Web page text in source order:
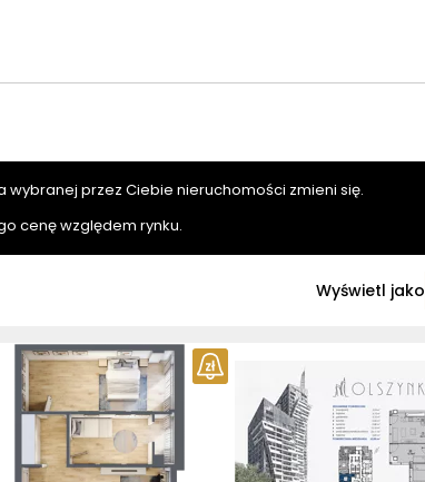
przez Ciebie nieruchomości zmieni się.
cenę względem rynku.
Wyświetl jako